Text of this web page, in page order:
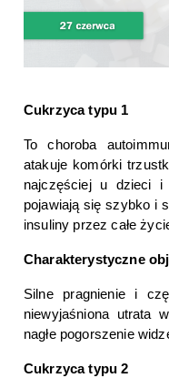
Cukrzyca typu 1
To choroba
atakuje komórki
najczęściej u dzieci i
pojawiają się szybko i
insuliny przez całe
Charakterystyczne
Silne pragnienie i
niewyjaśniona utrata
nagłe pogorszenie
Cukrzyca typu 2